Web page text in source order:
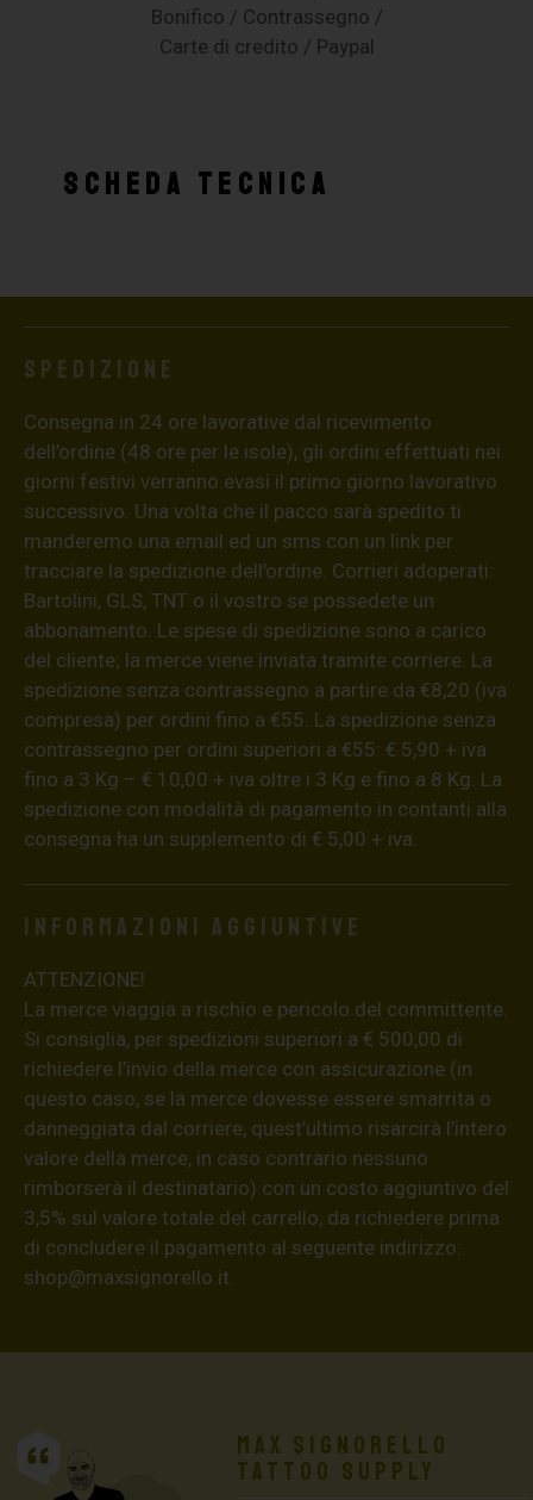
Bonifico / Contrassegno /
Carte di credito / Paypal
SCHEDA TECNICA
Spedizione
Consegna in 24 ore lavorative dal ricevimento
dell’ordine (48 ore per le isole), gli ordini effettuati nei
giorni festivi verranno evasi il primo giorno lavorativo
successivo. Una volta che il pacco sarà spedito ti
manderemo una email ed un sms con un link per
tracciare la spedizione dell’ordine. Corrieri adoperati:
Bartolini, GLS, TNT o il vostro se possedete un
abbonamento. Le spese di spedizione sono a carico
del cliente; la merce viene inviata tramite corriere. La
spedizione senza contrassegno a partire da €8,20 (iva
compresa) per ordini fino a €55. La spedizione senza
contrassegno per ordini superiori a €55: € 5,90 + iva
fino a 3 Kg – € 10,00 + iva oltre i 3 Kg e fino a 8 Kg. La
spedizione con modalità di pagamento in contanti alla
consegna ha un supplemento di € 5,00 + iva.
Informazioni aggiuntive
ATTENZIONE!
La merce viaggia a rischio e pericolo del committente.
Si consiglia, per spedizioni superiori a € 500,00 di
richiedere l’invio della merce con assicurazione (in
questo caso, se la merce dovesse essere smarrita o
danneggiata dal corriere, quest’ultimo risarcirà l’intero
valore della merce, in caso contrario nessuno
rimborserà il destinatario) con un costo aggiuntivo del
3,5% sul valore totale del carrello, da richiedere prima
di concludere il pagamento al seguente indirizzo:
shop@maxsignorello.it
Max Signorello
Tattoo Supply